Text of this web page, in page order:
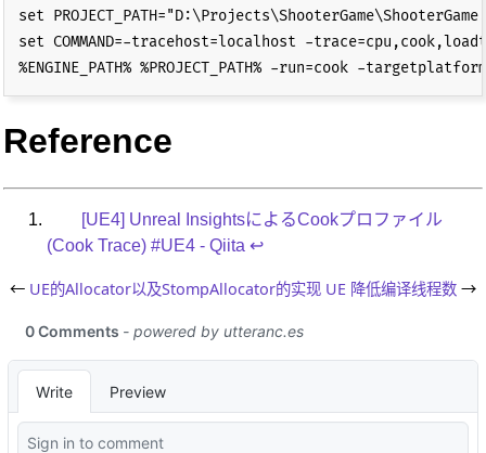
set
set COMMAND=-tracehost=localhost -
Reference
[UE4] Unreal InsightsによるCookプロファイル
(Cook Trace) #UE4 - Qiita ↩︎
← UE的Allocator以及StompAllocator的实现 UE 降低编译线程数 →